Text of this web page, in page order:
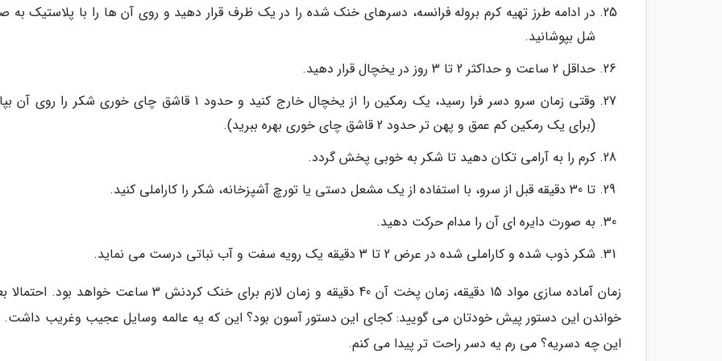
در ادامه طرز تهیه کرم بروله فرانسه، دسرهای خنک شده را در یک ظرف قرار دهید و روی آن ها را با پلاستیک به
شل بپوشانید.
حداقل 2 ساعت و حداکثر 2 تا 3 روز در یخچال قرار دهید.
وقتی زمان سرو دسر فرا رسید، یک رمکین را از یخچال خارج کنید و حدود 1 قاشق چای خوری شکر را
(برای یک رمکین کم عمق و پهن تر حدود 2 قاشق چای خوری بهره ببرید).
کرم را به آرامی تکان دهید تا شکر به خوبی پخش گردد.
تا 30 دقیقه قبل از سرو، با استفاده از یک مشعل دستی یا تورچ آشپزخانه، شکر را کاراملی کنید.
به صورت دایره ای آن را مدام حرکت دهید.
شکر ذوب شده و کاراملی شده در عرض 2 تا 3 دقیقه یک رویه سفت و آب نباتی درست می نماید.
زمان آماده سازی مواد 15 دقیقه، زمان پخت آن 40 دقیقه و زمان لازم برای خنک کردنش 3 ساعت خواهد
خواندن این دستور پیش خودتان می گویید: کجای این دستور آسون بود؟ این که یه عالمه وسایل عجیب وغریب داشت.
این چه دسریه؟ می رم یه دسر راحت تر پیدا می کنم.